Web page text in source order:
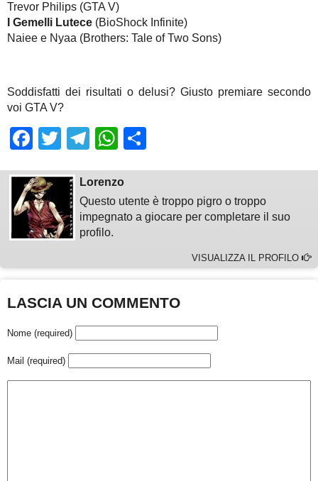
Trevor Philips (GTA V)
I Gemelli Lutece (BioShock Infinite)
Naiee e Nyaa (Brothers: Tale of Two Sons)
Soddisfatti dei risultati o delusi? Giusto premiare secondo
voi GTA V?
Facebook
TwitterTelegram
WhatsApp
Lorenzo
Questo utente è troppo pigro o troppo
impegnato a giocare per completare il suo
profilo.
VISUALIZZA IL PROFILO
LASCIA UN COMMENTO
Nome (required)
Mail (required)